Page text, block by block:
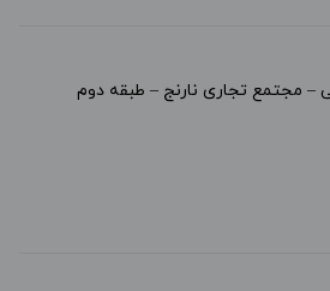
– مجتمع تجاری نارنج – طبقه دوم